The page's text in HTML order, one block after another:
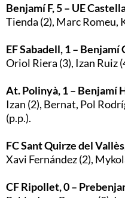
Benjamí F, 5 – UE
Tienda (2), Marc Romeu,
EF Sabadell, 1 – Benjamí
Oriol Riera (3), Izan Ruiz
At. Polinyà, 1 – Benjamí
Izan (2), Bernat, Pol
(p.p.).
FC Sant Quirze del
Xavi Fernández (2),
CF Ripollet, 0 –